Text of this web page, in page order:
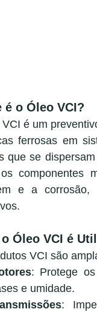
é o Óleo VCI?
é um
ferrosas em
que se
componentes
e a corrosão,
Óleo VCI é
VCI são
: Protege
e umidade.
: